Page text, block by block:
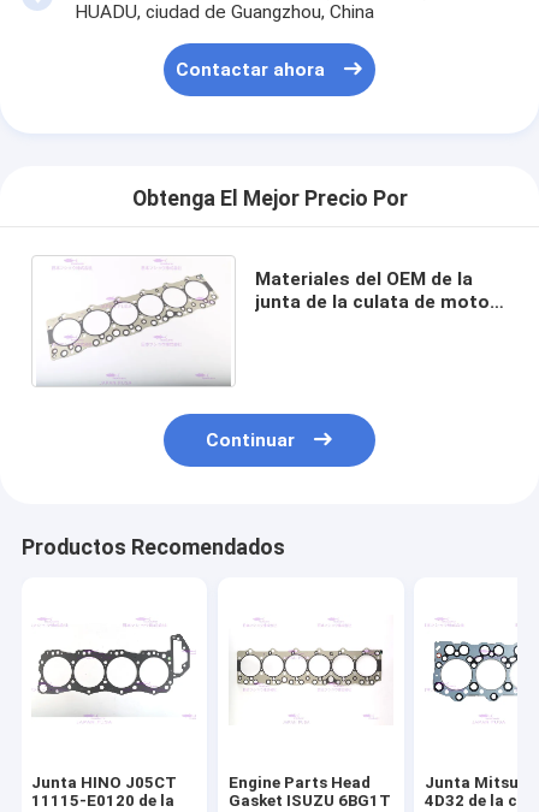
HUADU, ciudad de Guangzhou, China
Contactar ahora
Obtenga El Mejor Precio Por
Materiales del OEM de la
junta de la culata de motor
Continuar
Productos Recomendados
Junta HINO J05CT
11115-E0120 de la
Engine Parts Head
Gasket ISUZU 6BG1T
Junta
4D32 de la